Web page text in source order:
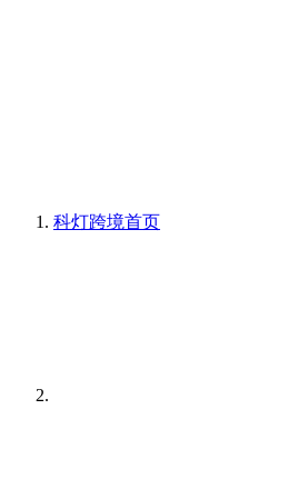
科灯跨境首页